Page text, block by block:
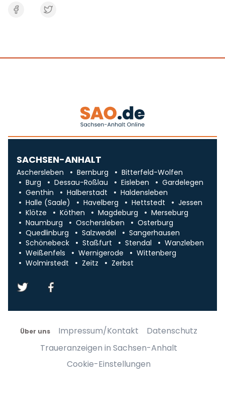
SACHSEN-ANHALT
Aschersleben Bernburg
Bitterfeld-Wolfen
Burg
Dessau-Roßlau Eisleben
Gardelegen
Genthin
Halberstadt
Haldensleben
Halle (Saale)
Havelberg Hettstedt
Jessen
Klötze
Köthen Magdeburg
Merseburg
Naumburg
Oschersleben
Osterburg
Quedlinburg
Salzwedel
Sangerhausen
Schönebeck
Staßfurt Stendal
Wanzleben
Weißenfels
Wernigerode
Wittenberg
Wolmirstedt
Zeitz Zerbst
Über uns Impressum/Kontakt
Datenschutz
Traueranzeigen in Sachsen-Anhalt
Cookie-Einstellungen